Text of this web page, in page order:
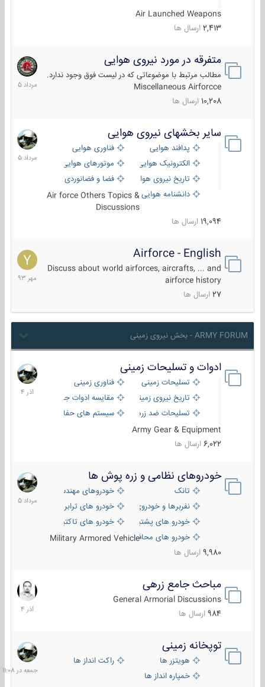
Air Launched Weapons
2,413 ارسال ها
متفرقه در مورد نیروی هوایی
مطالب مرتبط با موضوعاتی که در لیست فوق وجود ندارد.
Miscellaneous Airforcce
10,208 ارسال ها
7
مرداد
1405
سایر بخشهای نیروی هوایی
پدافند هوایی
فناوری هوایی
الکترونیک هوایی
موتورهای هوایی
تاریخ نیروی هوایی
فضا و فضانوردی
دانشنامه هواییAir force Others Topics &
Discussions
19,094 ارسال ها
2
مرداد
1405
Airforce - English
Discuss about world airforces, aircrafts, ... and
airforce history
27 ارسال ها
15
مهر
1393
ARMY FORUM - بخش نیروی زمینی
ادوات و تسلیحات زمینی
تسلیحات زمینی
فناوری زمینی
تاریخ نیروی زمینی
مقایسه ادوات جنگی
تسلیحات ضد زره
سیستم های حفاظت فعال
Army Gear & Equipment
6,022 ارسال ها
21
آذر
1404
خودروهای نظامی و زره پوش ها
تانک
خودروهای مهندسی
نفربرها و خودروی های رزمی پیاده نظام
خودرو های ترابری نظامی
خودرو های پشتیبانی آتش ، شناسایی و ضد تانک
خودرو های تاکتیکی نظامی
خودرو های محافظت شدهMilitary Armored Vehicle
9,980 ارسال ها
2
مرداد
1405
مباحث جامع زرهی
General Armorial Discussions
984 ارسال ها
7
آذر
1404
توپخانه زمینی
هویتزر ها
راکت انداز ها
خمپاره انداز ها
جمعه
در
11:08